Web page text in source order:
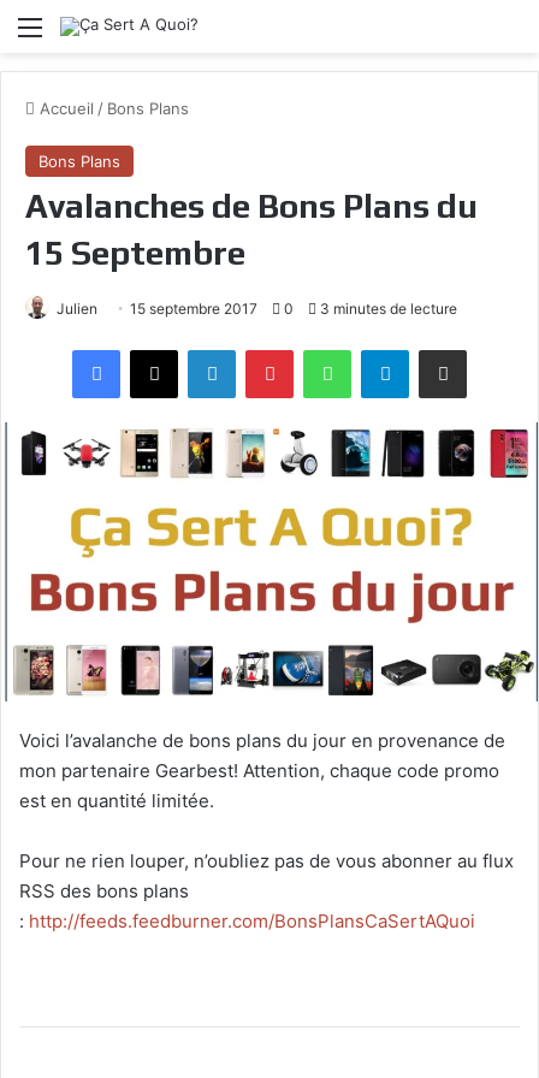
Menu
Accueil / Bons Plans
Bons Plans
Avalanches de Bons Plans du
15 Septembre
Julien 15 septembre 2017 0 3 minutes de lecture
Facebook
X LinkedinPinterestWhatsAppTelegramPartagez par mail
Voici l’avalanche de bons plans du jour en provenance de
mon partenaire Gearbest! Attention, chaque code promo
est en quantité limitée.
Pour ne rien louper, n’oubliez pas de vous abonner au flux
RSS des bons plans
: http://feeds.feedburner.com/BonsPlansCaSertAQuoi